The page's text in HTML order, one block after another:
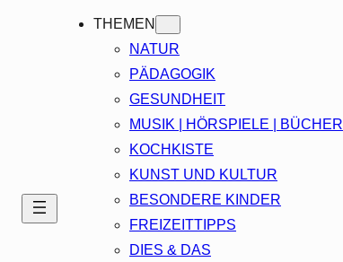
THEMEN
NATUR
PÄDAGOGIK
GESUNDHEIT
MUSIK | HÖRSPIELE | BÜCHER
KOCHKISTE
KUNST UND KULTUR
BESONDERE KINDER
FREIZEITTIPPS
DIES & DAS